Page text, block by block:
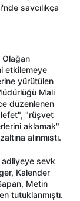
savcılıkça
Olağan
etkilemeye
yürütülen
Mali
düzenlenen
"rüşvet
aklamak"
alınmıştı.
adliyeye sevk
Kalender
Metin
tutuklanmıştı.